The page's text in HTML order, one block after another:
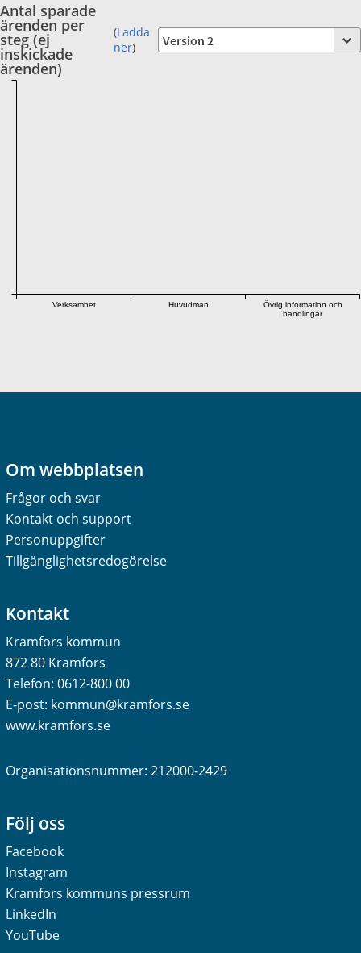
Antal sparade
ärenden per
steg (ej
inskickade
ärenden)
(Ladda
ner)
Verksamhet Huvudman
Övrig information och
handlingar
Om webbplatsen
Frågor och svar
Kontakt och support
Personuppgifter
Tillgänglighetsredogörelse
Kontakt
Kramfors kommun
872 80 Kramfors
Telefon: 0612-800 00
E-post: kommun@kramfors.se
www.kramfors.se
Organisationsnummer: 212000-2429
Följ oss
Facebook
Instagram
Kramfors kommuns pressrum
LinkedIn
YouTube